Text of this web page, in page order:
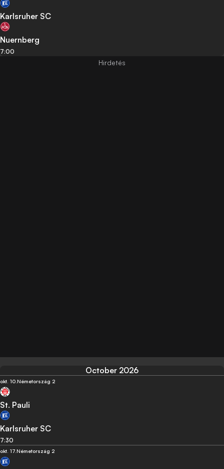
Karlsruher SC
Nuernberg
7:00
October 2026
okt. 10.Németország 2
St. Pauli
Karlsruher SC
7:30
okt. 17.Németország 2